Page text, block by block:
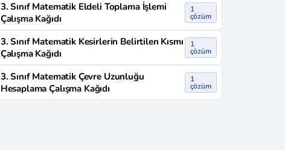
3. Sınıf Matematik Eldeli Toplama İşlemi
Çalışma Kağıdı
1
çözüm
3. Sınıf Matematik Kesirlerin Belirtilen Kısmı
Çalışma Kağıdı
1
çözüm
3. Sınıf Matematik Çevre Uzunluğu
Hesaplama Çalışma Kağıdı
1
çözüm